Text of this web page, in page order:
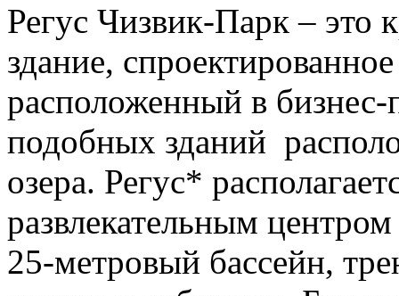
Регус Чизвик-Парк – это
здание,
расположенный в бизнес-
подобных зданий
озера. Регус*
развлекательным
25-метровый бассейн,